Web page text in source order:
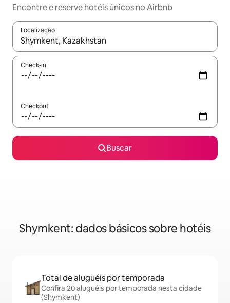
Encontre e reserve hotéis únicos no Airbnb
Localização
Quando os resultados estiverem disponíveis, explore-os
Check-in
Checkout
Buscar
Shymkent: dados básicos sobre hotéis
Total de aluguéis por temporada
Confira 20 aluguéis por temporada nesta cidade
(Shymkent)